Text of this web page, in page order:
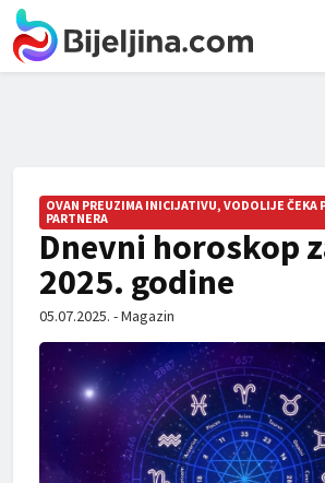
OVAN PREUZIMA INICIJATIVU, VODOLIJE ČEKA
PARTNERA
Dnevni horoskop
2025. godine
05.07.2025. - Magazin